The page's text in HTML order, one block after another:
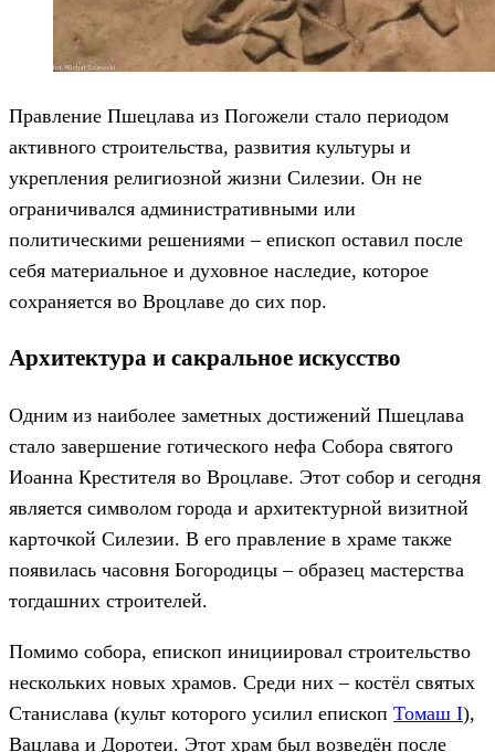
Правление Пшецлава из Погожели стало периодом
активного строительства, развития культуры и
укрепления религиозной жизни Силезии. Он не
ограничивался административными или
политическими решениями – епископ оставил после
себя материальное и духовное наследие, которое
сохраняется во Вроцлаве до сих пор.
Архитектура и сакральное искусство
Одним из наиболее заметных достижений Пшецлава
стало завершение готического нефа Собора святого
Иоанна Крестителя во Вроцлаве. Этот собор и сегодня
является символом города и архитектурной визитной
карточкой Силезии. В его правление в храме также
появилась часовня Богородицы – образец мастерства
тогдашних строителей.
Помимо собора, епископ инициировал строительство
нескольких новых храмов. Среди них – костёл святых
Станислава (культ которого усилил епископ Томаш I),
Вацлава и Доротеи. Этот храм был возведён после